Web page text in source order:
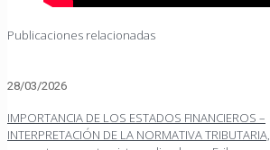
Publicaciones relacionadas
28/03/2026
IMPORTANCIA DE LOS ESTADOS FINANCIEROS –
INTERPRETACIÓN DE LA NORMATIVA TRIBUTARIA,